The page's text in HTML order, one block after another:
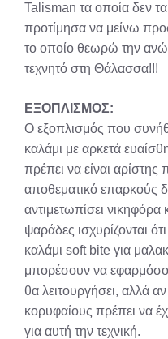
Talisman τα οποία δεν
προτίμησα να μείνω
το οποίο θεωρώ την
τεχνητό στη Θάλασσα!!!
ΕΞΟΠΛΙΣΜΟΣ:
Ο εξοπλισμός που
καλάμι με αρκετά
πρέπει να είναι αρίστης
αποθεματικό επαρκούς
αντιμετωπίσει νικηφόρα
ψαράδες ισχυρίζονται
καλάμι soft bite για
μπορέσουν να
θα λειτουργήσει, αλλά
κορυφαίους πρέπει να
για αυτή την τεχνική.